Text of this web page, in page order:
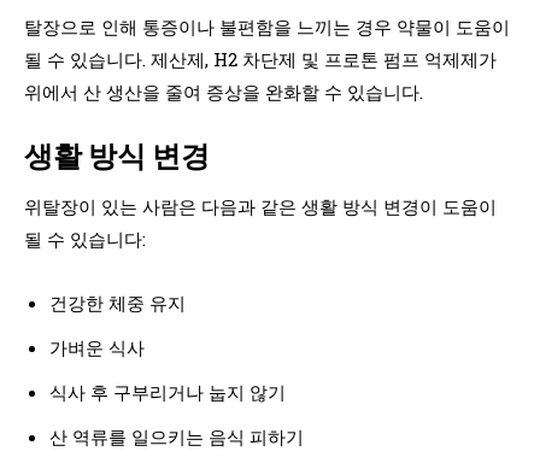
탈장으로 인해 통증이나 불편함을 느끼는 경우 약물이 도움이
될 수 있습니다. 제산제, H2 차단제 및 프로톤 펌프 억제제가
위에서 산 생산을 줄여 증상을 완화할 수 있습니다.
생활 방식 변경
위탈장이 있는 사람은 다음과 같은 생활 방식 변경이 도움이
될 수 있습니다:
건강한 체중 유지
가벼운 식사
식사 후 구부리거나 눕지 않기
산 역류를 일으키는 음식 피하기